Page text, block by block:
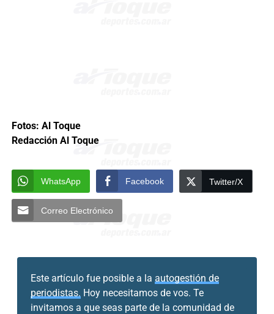
Fotos: Al Toque
Redacción Al Toque
WhatsApp Facebook Twitter/X
Correo Electrónico
Este artículo fue posible a la autogestión de
periodistas. Hoy necesitamos de vos. Te
invitamos a que seas parte de la comunidad de